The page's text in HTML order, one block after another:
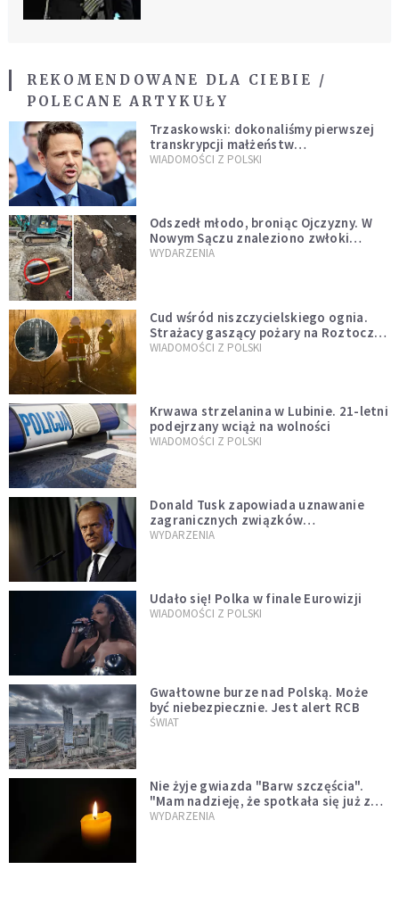
REKOMENDOWANE DLA CIEBIE /
POLECANE ARTYKUŁY
Trzaskowski: dokonaliśmy pierwszej
transkrypcji małżeństw
jednopłciowych. “Tak jak
WIADOMOŚCI Z POLSKI
Odszedł młodo, broniąc Ojczyzny. W
Nowym Sączu znaleziono zwłoki
mężczyzny z czasów potopu
WYDARZENIA
Cud wśród niszczycielskiego ognia.
Strażacy gaszący pożary na Roztoczu
opublikowali niezwykłe zdjęcie
WIADOMOŚCI Z POLSKI
Krwawa strzelanina w Lubinie. 21-letni
podejrzany wciąż na wolności
WIADOMOŚCI Z POLSKI
Donald Tusk zapowiada uznawanie
zagranicznych związków
jednopłciowych. "Państwo oblało ten
WYDARZENIA
Udało się! Polka w finale Eurowizji
WIADOMOŚCI Z POLSKI
Gwałtowne burze nad Polską. Może
być niebezpiecznie. Jest alert RCB
ŚWIAT
Nie żyje gwiazda "Barw szczęścia".
"Mam nadzieję, że spotkała się już z
Bogiem, którego tak bardzo kochała"
WYDARZENIA